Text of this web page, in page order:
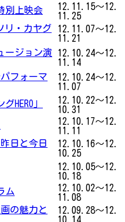
別上映会
12.11.15～12.
11.25
・カヤグ
12.11.07～12.
11.21
ージョン演
12.10.24～12.
11.14
フォーマ
12.10.24～12.
11.07
HERO」
12.10.22～12.
10.31
12.10.17～12.
11.11
日と今日
12.10.16～12.
10.25
12.10.05～12.
10.18
ム
12.10.02～12.
11.08
の魅力と
12.09.28～12.
10.14